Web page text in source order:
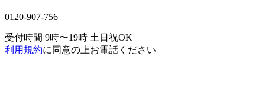
0120-907-756
受付時間 9時〜19時 土日祝OK
利用規約に同意の上お電話ください